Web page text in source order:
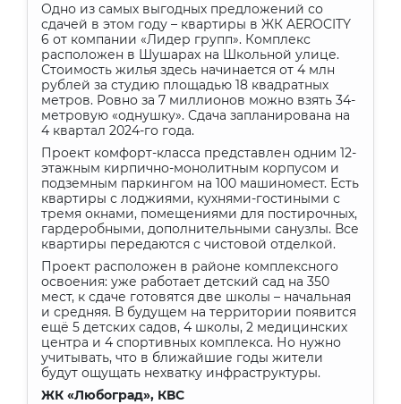
Одно из самых выгодных предложений со
сдачей в этом году – квартиры в ЖК AEROCITY
6 от компании «Лидер групп». Комплекс
расположен в Шушарах на Школьной улице.
Стоимость жилья здесь начинается от 4 млн
рублей за студию площадью 18 квадратных
метров. Ровно за 7 миллионов можно взять 34-
метровую «однушку». Сдача запланирована на
4 квартал 2024-го года.
Проект комфорт-класса представлен одним 12-
этажным кирпично-монолитным корпусом и
подземным паркингом на 100 машиномест. Есть
квартиры с лоджиями, кухнями-гостиными с
тремя окнами, помещениями для постирочных,
гардеробными, дополнительными санузлы. Все
квартиры передаются с чистовой отделкой.
Проект расположен в районе комплексного
освоения: уже работает детский сад на 350
мест, к сдаче готовятся две школы – начальная
и средняя. В будущем на территории появится
ещё 5 детских садов, 4 школы, 2 медицинских
центра и 4 спортивных комплекса. Но нужно
учитывать, что в ближайшие годы жители
будут ощущать нехватку инфраструктуры.
ЖК «Любоград», КВС